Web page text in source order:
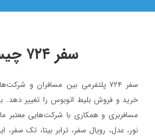
سفر ۷۲۴ چیست؟
سفر ۷۲۴ پلتفرمی بین مسافران و
خرید و فروش بلیط اتوبوس را تغییر دهد.
مسافربری و همکاری با شرکت‌هایی معتبر
نور، عدل، رویال سفر، ترابر بیتا، تک سفر،